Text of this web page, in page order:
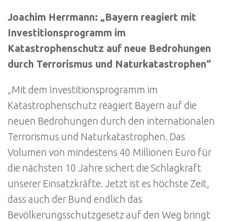
Joachim Herrmann: „Bayern reagiert mit
Investitionsprogramm im
Katastrophenschutz auf neue Bedrohungen
durch Terrorismus und Naturkatastrophen“
„Mit dem Investitionsprogramm im
Katastrophenschutz reagiert Bayern auf die
neuen Bedrohungen durch den internationalen
Terrorismus und Naturkatastrophen. Das
Volumen von mindestens 40 Millionen Euro für
die nächsten 10 Jahre sichert die Schlagkraft
unserer Einsatzkräfte. Jetzt ist es höchste Zeit,
dass auch der Bund endlich das
Bevölkerungsschutzgesetz auf den Weg bringt